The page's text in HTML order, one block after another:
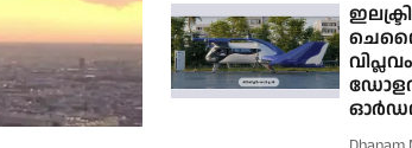
ചെന്നൈ